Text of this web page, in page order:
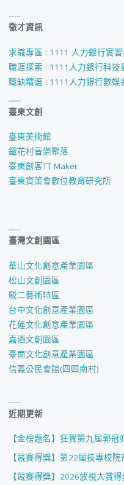
徵才資訊
求職專區 : 1111 人力銀行實
職涯探索 : 1111人力銀行科技
職缺精選 : 1111人力銀行數媒
臺東文創
臺東美術館
鐵花村音樂聚落
臺東創客TT Maker
臺東資策會數位教育研究所
臺灣文創園區
華山文化創意產業園區
松山文創園區
駁二藝術特區
台中文化創意產業園區
花蓮文化創意產業園區
嘉酒文創園區
臺南文化創意產業園區
信義公民會館(四四南村)
近期更新
【金榜題名】狂賀第九屆郭
【競賽得獎】第22屆技專校
【競賽得獎】2026放視大賞